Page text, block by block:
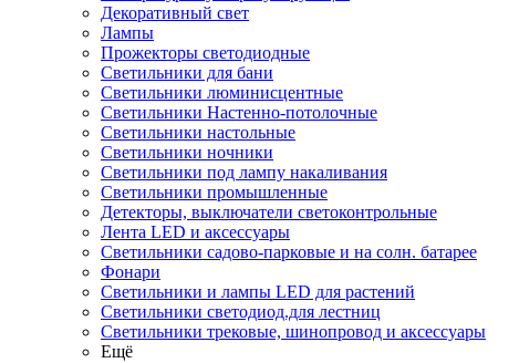
Декоративный свет
Лампы
Прожекторы светодиодные
Светильники для бани
Светильники люминисцентные
Светильники Настенно-потолочные
Светильники настольные
Светильники ночники
Светильники под лампу накаливания
Светильники промышленные
Детекторы, выключатели светоконтрольные
Лента LED и аксессуары
Светильники садово-парковые и на солн. батарее
Фонари
Светильники и лампы LED для растений
Светильники светодиод.для лестниц
Светильники трековые, шинопровод и аксессуары
Ещё